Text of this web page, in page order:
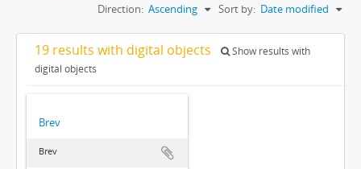
Sort by: Date modified
Direction: Ascending
19 results with digital objects
Show results with
digital objects
Brev
Brev